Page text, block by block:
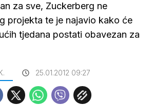
za sve, Zuckerberg ne
projekta te je najavio kako će
tjedana postati obavezan za
25.01.2012 09:27